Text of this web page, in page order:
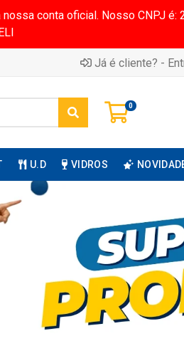
conta oficial. Nosso CNPJ é:
Já é cliente? -
0
U.D VIDROS